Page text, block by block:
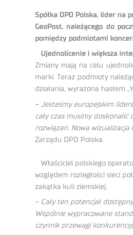
Spółka DPD Polska, lider
GeoPost, należącego do
pomiędzy podmiotami
Ujednolicenie i większa
Zmiany mają na celu
marki. Teraz podmioty
działania, wyrażona hasłem
– Jesteśmy europejskim
cały czas musimy
rozwiązań. Nowa
Zarządu DPD Polska.
Właściciel polskiego
względem rozległości sieci
zakątka kuli ziemskiej.
– Cały ten potencjał
Wspólnie wypracowane
czynnik przewagi